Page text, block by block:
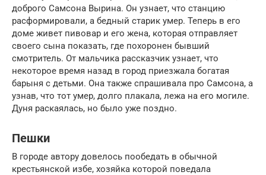
доброго Самсона Вырина. Он узнает, что станцию
расформировали, а бедный старик умер. Теперь в его
доме живет пивовар и его жена, которая отправляет
своего сына показать, где похоронен бывший
смотритель. От мальчика рассказчик узнает, что
некоторое время назад в город приезжала богатая
барыня с детьми. Она также спрашивала про Самсона, а
узнав, что тот умер, долго плакала, лежа на его могиле.
Дуня раскаялась, но было уже поздно.
Пешки
В городе автору довелось пообедать в обычной
крестьянской избе, хозяйка которой поведала